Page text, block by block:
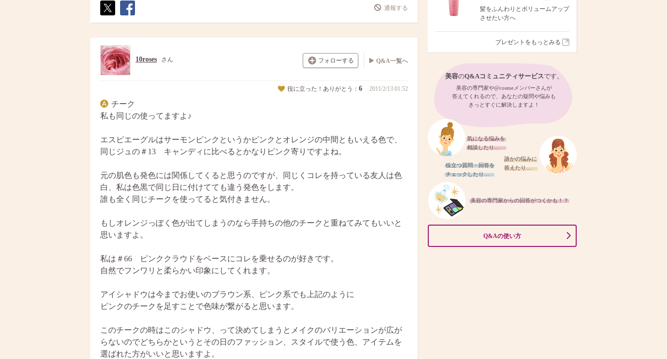
ト
ア
通報する
フォローする
10roses さん Q&A一覧へ
役に立った！ありがとう： 6 2011/2/13 01:52
チーク
私も同じの使ってますよ♪
エスピエーグルはサーモンピンクというかピンクとオレンジの中間ともいえる色で、
同じジュの＃13 キャンディに比べるとかなりピンク寄りですよね。
元の肌色も発色には関係してくると思うのですが、同じくコレを持っている友人は色
白、私は色黒で同じ日に付けてても違う発色をします。
誰も全く同じチークを使ってると気付きません。
もしオレンジっぽく色が出てしまうのなら手持ちの他のチークと重ねてみてもいいと
思いますよ。
私は＃66 ピンククラウドをベースにコレを乗せるのが好きです。
自然でフンワリと柔らかい印象にしてくれます。
アイシャドウは今までお使いのブラウン系、ピンク系でも上記のように
ピンクのチークを足すことで色味が繋がると思います。
このチークの時はこのシャドウ、って決めてしまうとメイクのバリエーションが広が
らないのでどちらかというとその日のファッション、スタイルで使う色、アイテムを
選ばれた方がいいと思いますよ。
現
髪をふんわりとボリュームアップ
させたい方へ
プレゼントをもっとみる
美容のQ&Aコミュニティサービスです。
美容の専門家や@cosmeメンバーさんが
答えてくれるので、あなたの疑問や悩みも
きっとすぐに解決しますよ！
気になる悩みを
相談したり…
誰かの悩みに
答えたり…
役立つ質問・回答を
チェックしたり…
美容の専門家からの回答がつくかも！？
Q&Aの使い方